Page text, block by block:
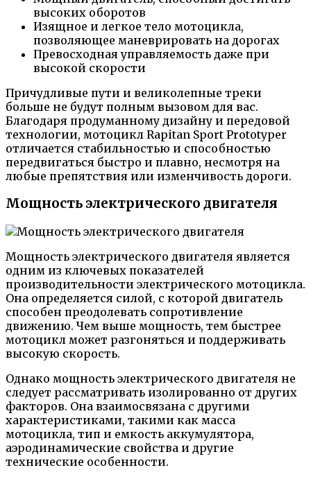
высоких оборотов
Изящное и легкое тело мотоцикла,
позволяющее маневрировать на дорогах
Превосходная управляемость даже при
высокой скорости
Причудливые пути и великолепные треки
больше не будут полным вызовом для вас.
Благодаря продуманному дизайну и передовой
технологии, мотоцикл Rapitan Sport Prototyper
отличается стабильностью и способностью
передвигаться быстро и плавно, несмотря на
любые препятствия или изменчивость дороги.
Мощность электрического двигателя
Мощность электрического двигателя является
одним из ключевых показателей
производительности электрического мотоцикла.
Она определяется силой, с которой двигатель
способен преодолевать сопротивление
движению. Чем выше мощность, тем быстрее
мотоцикл может разгоняться и поддерживать
высокую скорость.
Однако мощность электрического двигателя не
следует рассматривать изолированно от других
факторов. Она взаимосвязана с другими
характеристиками, такими как масса
мотоцикла, тип и емкость аккумулятора,
аэродинамические свойства и другие
технические особенности.